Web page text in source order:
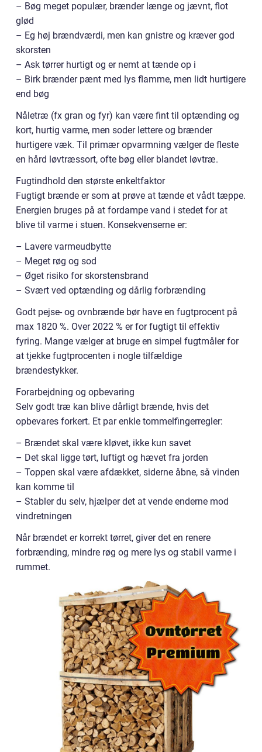
– Bøg meget populær, brænder længe og jævnt, flot
glød
– Eg høj brændværdi, men kan gnistre og kræver god
skorsten
– Ask tørrer hurtigt og er nemt at tænde op i
– Birk brænder pænt med lys flamme, men lidt hurtigere
end bøg
Nåletræ (fx gran og fyr) kan være fint til optænding og
kort, hurtig varme, men soder lettere og brænder
hurtigere væk. Til primær opvarmning vælger de fleste
en hård løvtræssort, ofte bøg eller blandet løvtræ.
Fugtindhold den største enkeltfaktor
Fugtigt brænde er som at prøve at tænde et vådt tæppe.
Energien bruges på at fordampe vand i stedet for at
blive til varme i stuen. Konsekvenserne er:
– Lavere varmeudbytte
– Meget røg og sod
– Øget risiko for skorstensbrand
– Svært ved optænding og dårlig forbrænding
Godt pejse- og ovnbrænde bør have en fugtprocent på
max 1820 %. Over 2022 % er for fugtigt til effektiv
fyring. Mange vælger at bruge en simpel fugtmåler for
at tjekke fugtprocenten i nogle tilfældige
brændestykker.
Forarbejdning og opbevaring
Selv godt træ kan blive dårligt brænde, hvis det
opbevares forkert. Et par enkle tommelfingerregler:
– Brændet skal være kløvet, ikke kun savet
– Det skal ligge tørt, luftigt og hævet fra jorden
– Toppen skal være afdækket, siderne åbne, så vinden
kan komme til
– Stabler du selv, hjælper det at vende enderne mod
vindretningen
Når brændet er korrekt tørret, giver det en renere
forbrænding, mindre røg og mere lys og stabil varme i
rummet.